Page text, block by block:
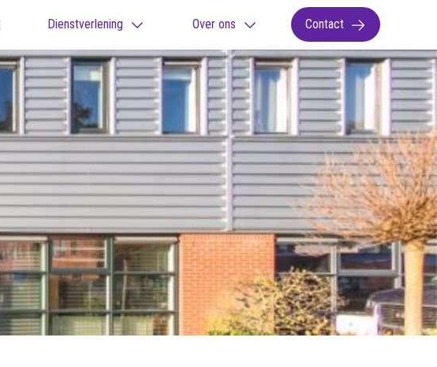
Dienstverlening Over ons Contact